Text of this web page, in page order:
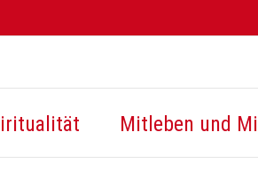
Mitleben und